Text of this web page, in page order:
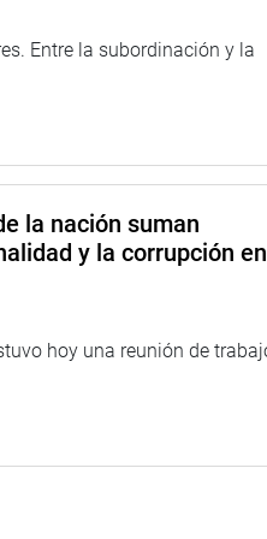
Entre la subordinación y la
la nación suman
y la corrupción en
hoy una reunión de